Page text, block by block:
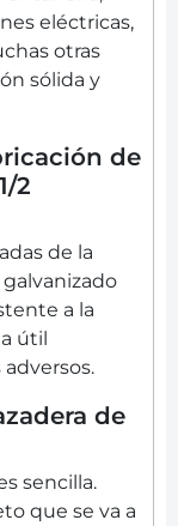
eléctricas,
otras
sólida y
de
2
de la
a la
útil
de
sencilla.
que se va a